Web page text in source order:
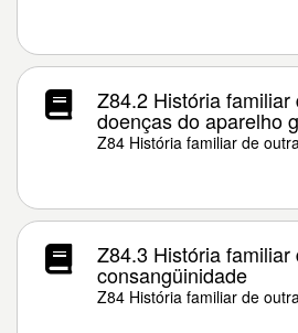
Z84.2 História familiar
doenças do aparelho
Z84 História familiar de
Z84.3 História familiar
consangüinidade
Z84 História familiar de